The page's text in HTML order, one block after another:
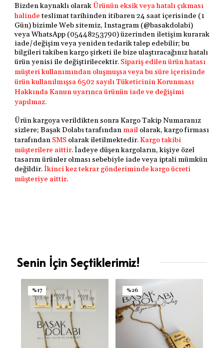
Bizden kaynaklı olarakÜrünün eksik veya hatalı çıkması
halinde teslimat tarihinden itibaren 24 saat içerisinde (1
Gün) bizimle Web sitemiz, Instagram (@basakdolabi)
veya WhatsApp (05448253790) üzerinden iletişim kurarak
iade/değişim veya yeniden tedarik talep edebilir; bu
bilgileri takiben kargo şirketi ile bize ulaştıracağınız hatalı
ürün yenisi ile değiştirilecektir.Sipariş edilen ürün hatası
müşteri kullanımından oluşmuşsa veya bu süre içerisinde
ürün kullanılmışsa 6502 sayılı Tüketicinin Korunması
Hakkında Kanun uyarıncaürünün iade ve değişimi
yapılmaz.
Ürün kargoya verildikten sonra Kargo Takip Numaranız
sizlere; Başak Dolabı tarafındanmailolarak, kargo firması
tarafındanSMSolarak iletilmektedir.Kargo takibi
müşterilere aittir. İadeye düşen kargoların, kişiye özel
tasarım ürünler olması sebebiyle iade veya iptali mümkün
değildir.İkinci kez tekrar gönderiminde kargo ücreti
müşteriye aittir.
Senin İçin Seçtiklerimiz!
%17 %26